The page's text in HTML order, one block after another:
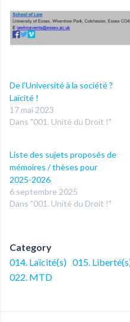
De l’Université à la société ?
Laïcité !
17 mai 2023
Dans "001. Unité du Droit !"
Liste des sujets proposés de
mémoires / thèses pour
2025-2026
6 septembre 2025
Dans "001. Unité du Droit !"
Category
014. Laïcité(s) 015.
022. MTD